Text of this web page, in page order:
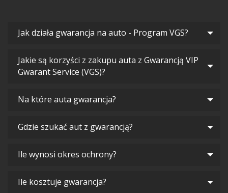
Jak działa gwarancja na auto - Program VGS?
Jakie są korzyści z zakupu auta z Gwarancją VIP
Gwarant Service (VGS)?
Na które auta gwarancja?
Gdzie szukać aut z gwarancją?
Ile wynosi okres ochrony?
Ile kosztuje gwarancja?